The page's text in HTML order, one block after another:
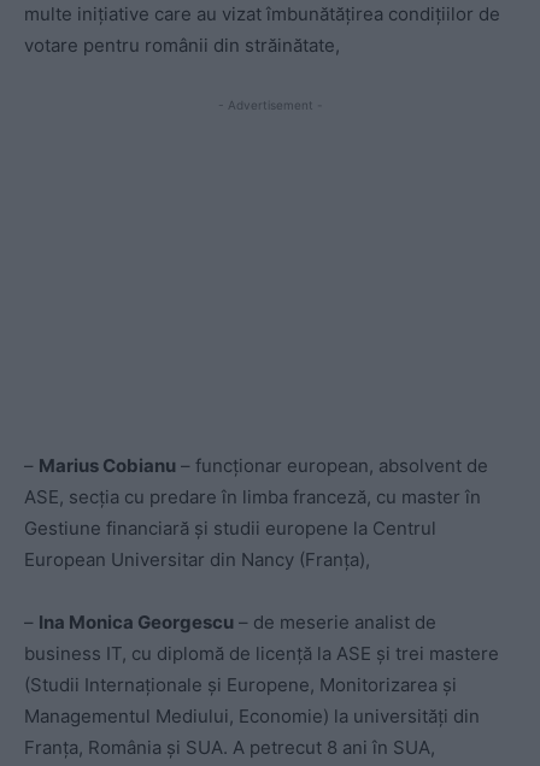
multe inițiative care au vizat îmbunătățirea condițiilor de
votare pentru românii din străinătate,
- Advertisement -
– Marius Cobianu – funcționar european, absolvent de
ASE, secția cu predare în limba franceză, cu master în
Gestiune financiară și studii europene la Centrul
European Universitar din Nancy (Franța),
– Ina Monica Georgescu – de meserie analist de
business IT, cu diplomă de licență la ASE și trei mastere
(Studii Internaționale și Europene, Monitorizarea și
Managementul Mediului, Economie) la universități din
Franța, România și SUA. A petrecut 8 ani în SUA,